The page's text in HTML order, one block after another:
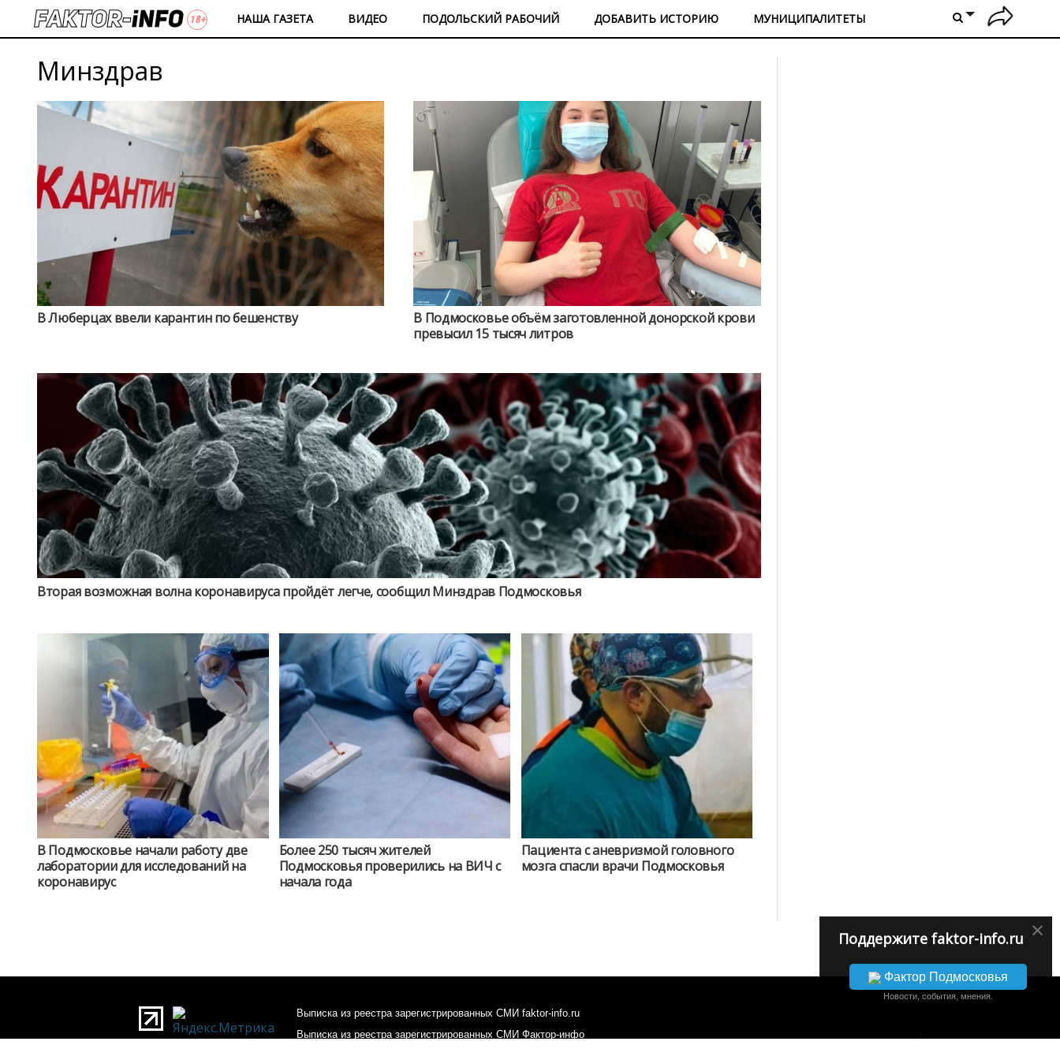
НАША ГАЗЕТА ВИДЕО ПОДОЛЬСКИЙ РАБОЧИЙ ДОБАВИТЬ ИСТОРИЮ МУНИЦИПАЛИТЕТЫ
Минздрав
В Люберцах ввели карантин по бешенству
В Подмосковье объём заготовленной донорской крови
превысил 15 тысяч литров
Вторая возможная волна коронавируса пройдёт легче, сообщил Минздрав Подмосковья
В Подмосковье начали работу две
лаборатории для исследований на
коронавирус
Более 250 тысяч жителей
Подмосковья проверились на ВИЧ с
начала года
Пациента с аневризмой головного
мозга спасли врачи Подмосковья
×
Поддержите faktor-info.ru
Фактор Подмосковья
Новости, события, мнения.
Выписка из реестра зарегистрированных СМИ faktor-info.ru
Выписка из реестра зарегистрированных СМИ Фактор-инфо